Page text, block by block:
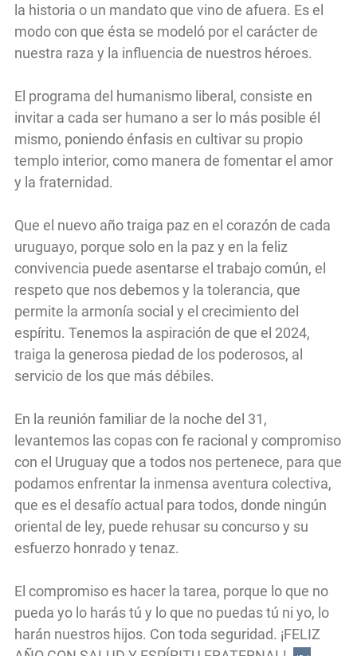
la historia o un mandato que vino de afuera. Es el
modo con que ésta se modeló por el carácter de
nuestra raza y la influencia de nuestros héroes.
El programa del humanismo liberal, consiste en
invitar a cada ser humano a ser lo más posible él
mismo, poniendo énfasis en cultivar su propio
templo interior, como manera de fomentar el amor
y la fraternidad.
Que el nuevo año traiga paz en el corazón de cada
uruguayo, porque solo en la paz y en la feliz
convivencia puede asentarse el trabajo común, el
respeto que nos debemos y la tolerancia, que
permite la armonía social y el crecimiento del
espíritu. Tenemos la aspiración de que el 2024,
traiga la generosa piedad de los poderosos, al
servicio de los que más débiles.
En la reunión familiar de la noche del 31,
levantemos las copas con fe racional y compromiso
con el Uruguay que a todos nos pertenece, para que
podamos enfrentar la inmensa aventura colectiva,
que es el desafío actual para todos, donde ningún
oriental de ley, puede rehusar su concurso y su
esfuerzo honrado y tenaz.
El compromiso es hacer la tarea, porque lo que no
pueda yo lo harás tú y lo que no puedas tú ni yo, lo
harán nuestros hijos. Con toda seguridad. ¡FELIZ